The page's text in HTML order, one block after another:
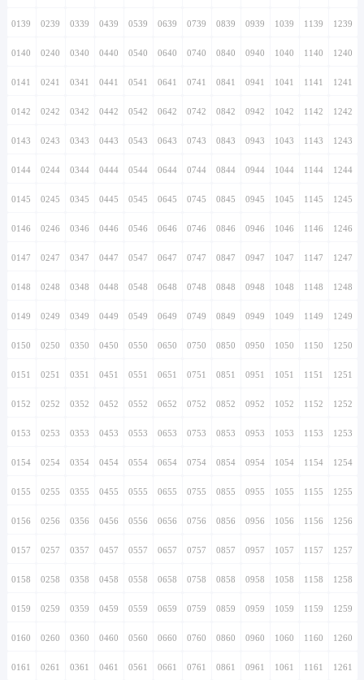
0139 0239 0339 0439 0539 0639 0739 0839 0939 1039 1139 1239
0140 0240 0340 0440 0540 0640 0740 0840 0940 1040 1140 1240
0141 0241 0341 0441 0541 0641 0741 0841 0941 1041 1141 1241
0142 0242 0342 0442 0542 0642 0742 0842 0942 1042 1142 1242
0143 0243 0343 0443 0543 0643 0743 0843 0943 1043 1143 1243
0144 0244 0344 0444 0544 0644 0744 0844 0944 1044 1144 1244
0145 0245 0345 0445 0545 0645 0745 0845 0945 1045 1145 1245
0146 0246 0346 0446 0546 0646 0746 0846 0946 1046 1146 1246
0147 0247 0347 0447 0547 0647 0747 0847 0947 1047 1147 1247
0148 0248 0348 0448 0548 0648 0748 0848 0948 1048 1148 1248
0149 0249 0349 0449 0549 0649 0749 0849 0949 1049 1149 1249
0150 0250 0350 0450 0550 0650 0750 0850 0950 1050 1150 1250
0151 0251 0351 0451 0551 0651 0751 0851 0951 1051 1151 1251
0152 0252 0352 0452 0552 0652 0752 0852 0952 1052 1152 1252
0153 0253 0353 0453 0553 0653 0753 0853 0953 1053 1153 1253
0154 0254 0354 0454 0554 0654 0754 0854 0954 1054 1154 1254
0155 0255 0355 0455 0555 0655 0755 0855 0955 1055 1155 1255
0156 0256 0356 0456 0556 0656 0756 0856 0956 1056 1156 1256
0157 0257 0357 0457 0557 0657 0757 0857 0957 1057 1157 1257
0158 0258 0358 0458 0558 0658 0758 0858 0958 1058 1158 1258
0159 0259 0359 0459 0559 0659 0759 0859 0959 1059 1159 1259
0160 0260 0360 0460 0560 0660 0760 0860 0960 1060 1160 1260
0161 0261 0361 0461 0561 0661 0761 0861 0961 1061 1161 1261